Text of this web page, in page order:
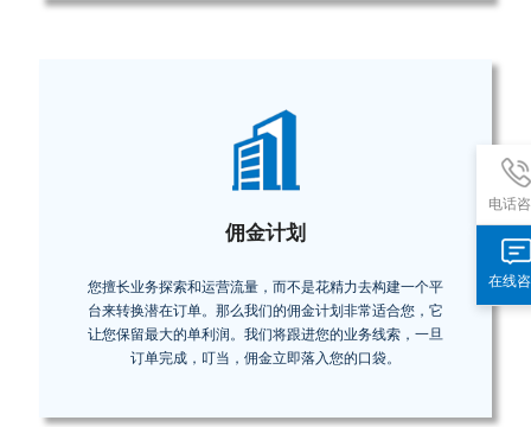
佣金计划
您擅长业务探索和运营流量，而不是花精力去构建一个平
台来转换潜在订单。那么我们的佣金计划非常适合您，它
让您保留最大的单利润。我们将跟进您的业务线索，一旦
订单完成，叮当，佣金立即落入您的口袋。
电话
在线